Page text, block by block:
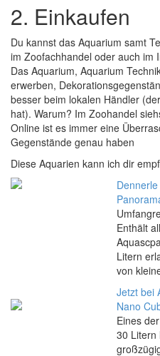
2. Einkaufen
Du kannst das Aquarium samt
im Zoofachhandel oder auch im
Das Aquarium, Aquarium
erwerben,
besser beim lokalen Händler
hat). Warum? Im Zoohandel
Online ist es immer eine
Gegenstände genau haben
Diese Aquarien kann ich dir
Enthält
Litern
von
Jetzt bei
Nano
Eines
30 Litern